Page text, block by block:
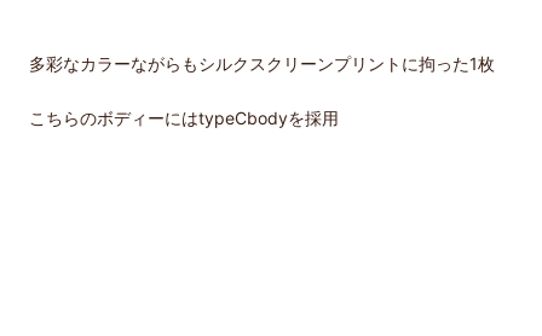
多彩なカラーながらもシルクスクリーンプリントに拘った1枚
こちらのボディーにはtypeCbodyを採用